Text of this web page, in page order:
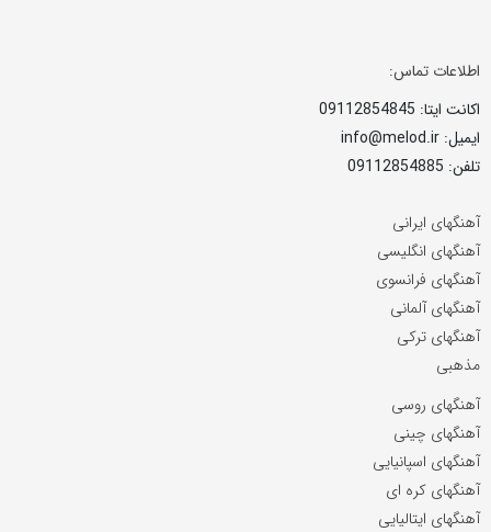
اطلاعات تماس:
اکانت ایتا: 09112854845
ایمیل: info@melod.ir
تلفن: 09112854885
آهنگهای ایرانی
آهنگهای انگلیسی
آهنگهای فرانسوی
آهنگهای آلمانی
آهنگهای ترکی
مذهبی
آهنگهای روسی
آهنگهای چینی
آهنگهای اسپانیایی
آهنگهای کره ای
آهنگهای ایتالیایی